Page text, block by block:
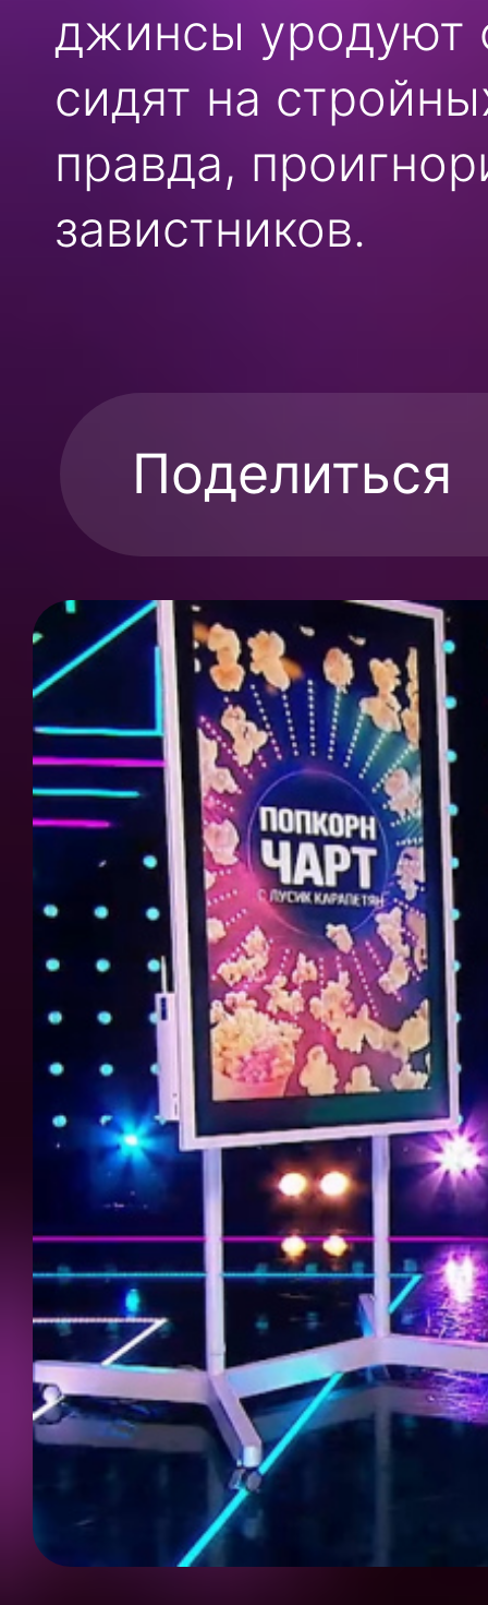
джинсы уродуют
сидят на
правда,
завистников.
Поделиться